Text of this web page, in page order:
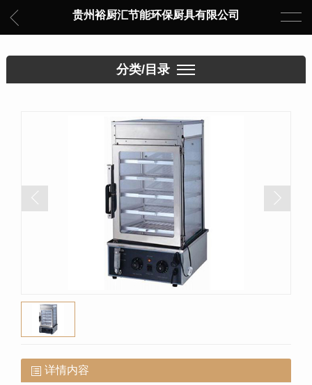
贵州裕厨汇节能环保厨具有限公司
分类/目录
详情内容